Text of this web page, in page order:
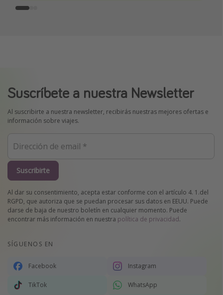
Suscríbete a nuestra Newsletter
Al suscribirte a nuestra newsletter, recibirás nuestras mejores ofertas e
información sobre viajes.
Suscribirte
Al dar su consentimiento, acepta estar conforme con el artículo 4. 1.del
RGPD, que autoriza que se puedan procesar sus datos en EEUU. Puede
darse de baja de nuestro boletín en cualquier momento. Puede
encontrar más información en nuestra política de privacidad.
SÍGUENOS EN
Facebook Instagram
TikTok WhatsApp